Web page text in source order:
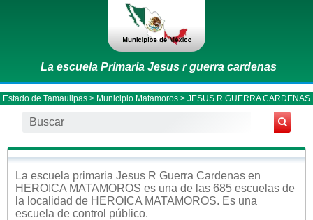
La escuela Primaria Jesus r guerra cardenas
Estado de Tamaulipas > Municipio Matamoros > JESUS R GUERRA CARDENAS
La escuela primaria Jesus R Guerra Cardenas en
HEROICA MATAMOROS es una de las 685 escuelas de
la localidad de HEROICA MATAMOROS. Es una
escuela de control público.